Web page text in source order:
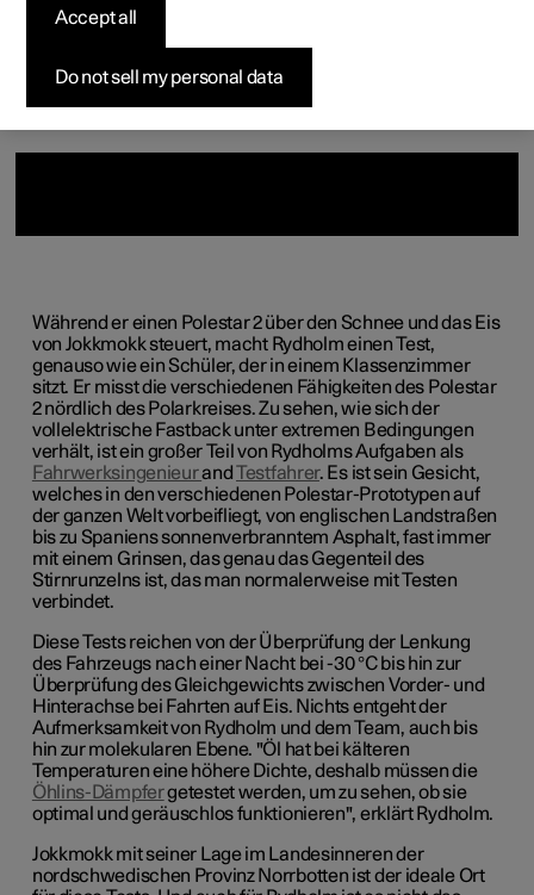
Konfigurieren
Pre-owned Polestar 2
Konfigurieren
Pre-owned Polestar 3
Konfigurieren
Pre-owned Polestar 4
Polestar 5 entdecken
Konfigurieren
Ladenetzwerk
Zu Hause Laden
Finanzierungsoptionen
Inzahlungnahme
Events
Newsletter abonnieren
Während er einen Polestar 2 über den Schnee und das Eis
von Jokkmokksteuert, macht Rydholmeinen Test,
genauso wie ein Schüler, der in einem Klassenzimmer
sitzt. Er misst die verschiedenen Fähigkeiten des Polestar
2 nördlich des Polarkreises. Zu sehen, wie sich der
vollelektrische Fastback unter extremen Bedingungen
verhält, ist ein großer Teil von RydholmsAufgaben als
FahrwerksingenieurandTestfahrer. Es ist sein Gesicht,
welchesin den verschiedenen Polestar-Prototypen auf
der ganzen Welt vorbeifliegt, von englischen Landstraßen
bis zu Spaniens sonnenverbranntem Asphalt, fast immer
mit einem Grinsen,das genaudas Gegenteil des
Stirnrunzelns ist, das man normalerweise mit Testen
verbindet.
Diese Tests reichen von der Überprüfung der Lenkung
des Fahrzeugs nach einer Nacht bei -30 °C bis hin zur
Überprüfung des Gleichgewichts zwischen Vorder- und
Hinterachse bei Fahrten auf Eis. Nichts entgeht der
Aufmerksamkeit von Rydholm und dem Team, auch bis
hin zur molekularen Ebene. "Öl hat bei kälteren
Temperaturen eine höhere Dichte, deshalb müssen die
Öhlins-Dämpfergetestet werden, um zu sehen, ob sie
optimal und geräuschlos funktionieren", erklärtRydholm.
Jokkmokk mit seiner Lage im Landesinneren der
nordschwedischen ProvinzNorrbotten ist der ideale Ort
Do not sell my personal data
Accept all